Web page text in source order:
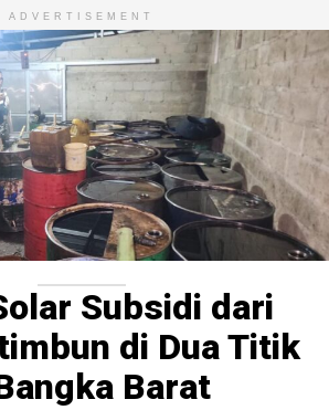
ADVERTISEMENT
Subsidi dari
di Dua Titik
Barat